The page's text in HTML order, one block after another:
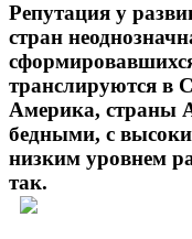
Репутация у
стран
транслируются
Америка, страны
бедными, с
низким уровнем
так.